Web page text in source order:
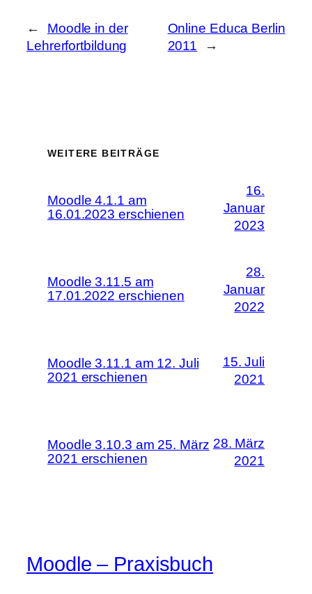
←
Moodle in der
Lehrerfortbildung
Online Educa Berlin
2011
→
WEITERE BEITRÄGE
Moodle 4.1.1 am
16.01.2023 erschienen
16.
Januar
2023
Moodle 3.11.5 am
17.01.2022 erschienen
28.
Januar
2022
Moodle 3.11.1 am 12. Juli
2021 erschienen
15. Juli
2021
Moodle 3.10.3 am 25. März
2021 erschienen
28. März
2021
Moodle – Praxisbuch